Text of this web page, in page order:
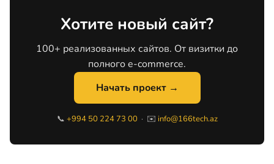
Хотите новый сайт?
100+ реализованных сайтов. От визитки до
полного e-commerce.
Начать проект →
📞 +994 50 224 73 00 · ✉️ info@166tech.az